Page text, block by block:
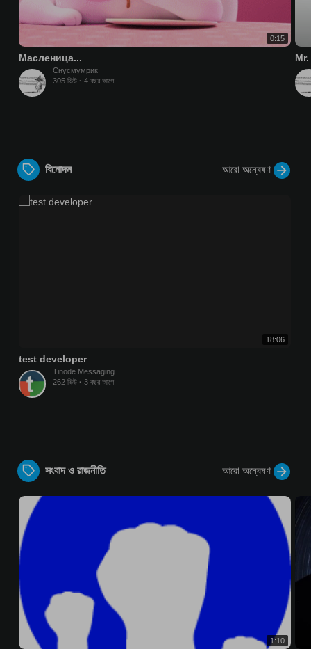
0:15
Масленица...
Снусмумрик
305 ভিউ · 4 বছর আগে
বিনোদন আরো অন্বেষণ
18:06
test developer
Tinode Messaging
262 ভিউ · 3 বছর আগে
সংবাদ ও রাজনীতি আরো অন্বেষণ
1:10